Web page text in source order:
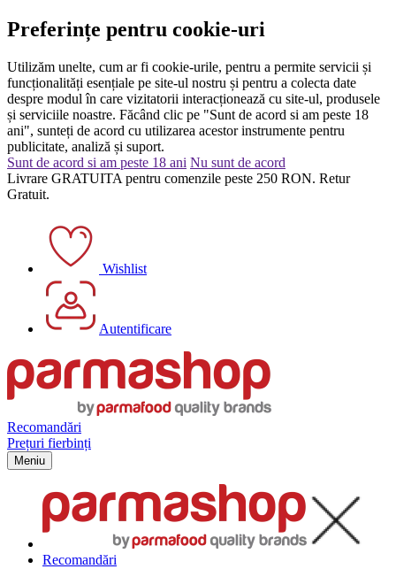
Preferințe pentru cookie-uri
Utilizăm unelte, cum ar fi cookie-urile, pentru a permite servicii și
funcționalități esențiale pe site-ul nostru și pentru a colecta date
despre modul în care vizitatorii interacționează cu site-ul, produsele
și serviciile noastre. Făcând clic pe "Sunt de acord si am peste 18
ani", sunteți de acord cu utilizarea acestor instrumente pentru
publicitate, analiză și suport.
Sunt de acord si am peste 18 ani Nu sunt de acord
Livrare GRATUITA pentru comenzile peste 250 RON. Retur
Gratuit.
Wishlist
Autentificare
Recomandări
Prețuri fierbinți
Meniu
Recomandări